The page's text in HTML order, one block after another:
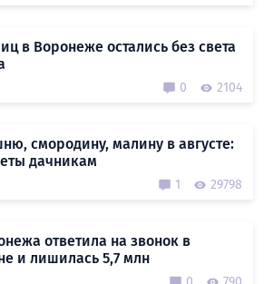
в Воронеже остались без света
0 2104
смородину, малину в августе:
дачникам
1 29798
ответила на звонок в
и лишилась 5,7 млн